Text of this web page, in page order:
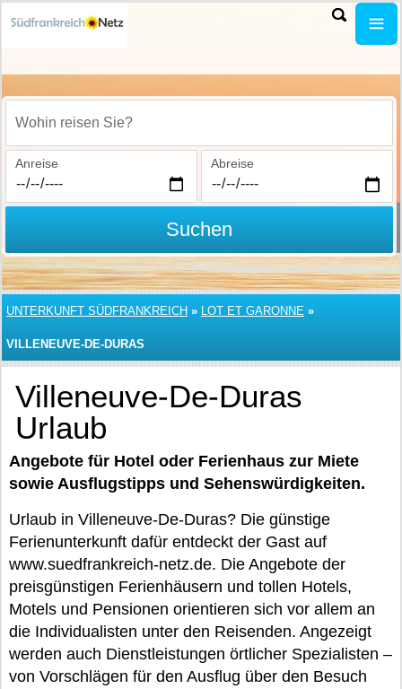
Wohin reisen Sie?
Anreise Abreise
Suchen
UNTERKUNFT SÜDFRANKREICH » LOT ET GARONNE »
VILLENEUVE-DE-DURAS
Villeneuve-De-Duras
Urlaub
Angebote für Hotel oder Ferienhaus zur Miete
sowie Ausflugstipps und Sehenswürdigkeiten.
Urlaub in Villeneuve-De-Duras? Die günstige
Ferienunterkunft dafür entdeckt der Gast auf
www.suedfrankreich-netz.de. Die Angebote der
preisgünstigen Ferienhäusern und tollen Hotels,
Motels und Pensionen orientieren sich vor allem an
die Individualisten unter den Reisenden. Angezeigt
werden auch Dienstleistungen örtlicher Spezialisten –
von Vorschlägen für den Ausflug über den Besuch